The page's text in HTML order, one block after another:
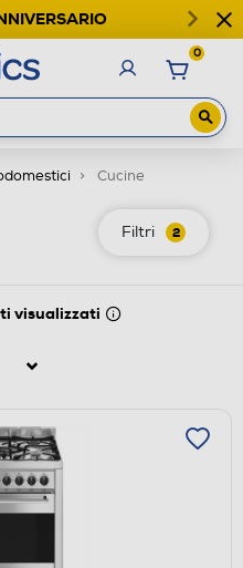
0
Cucine
Filtri 2
visualizzati